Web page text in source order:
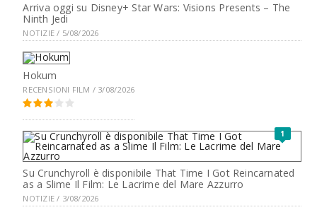
Arriva oggi su Disney+ Star Wars: Visions Presents – The
Ninth Jedi
NOTIZIE / 5/08/2026
Hokum
RECENSIONI FILM / 3/08/2026
1
Su Crunchyroll è disponibile That Time I Got Reincarnated
as a Slime Il Film: Le Lacrime del Mare Azzurro
NOTIZIE / 3/08/2026